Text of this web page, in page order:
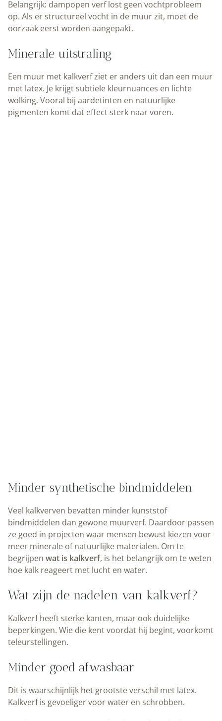
Belangrijk: dampopen verf lost geen vochtprobleem
op. Als er structureel vocht in de muur zit, moet de
oorzaak eerst worden aangepakt.
Minerale uitstraling
Een muur met kalkverf ziet er anders uit dan een muur
met latex. Je krijgt subtiele kleurnuances en lichte
wolking. Vooral bij aardetinten en natuurlijke
pigmenten komt dat effect sterk naar voren.
Minder synthetische bindmiddelen
Veel kalkverven bevatten minder kunststof
bindmiddelen dan gewone muurverf. Daardoor passen
ze goed in projecten waar mensen bewust kiezen voor
meer minerale of natuurlijke materialen. Om te
begrijpen wat is kalkverf, is het belangrijk om te weten
hoe kalk reageert met lucht en water.
Wat zijn de nadelen van kalkverf?
Kalkverf heeft sterke kanten, maar ook duidelijke
beperkingen. Wie die kent voordat hij begint, voorkomt
teleurstellingen.
Minder goed afwasbaar
Dit is waarschijnlijk het grootste verschil met latex.
Kalkverf is gevoeliger voor water en schrobben.